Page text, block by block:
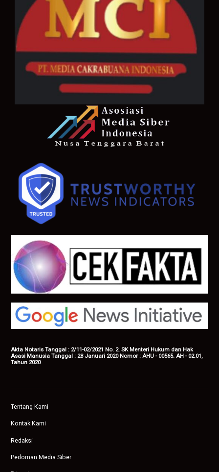
Akta Notaris Tanggal : 2/11-02/2021 No. 2. SK Menteri Hukum dan Hak
Asasi Manusia Tanggal : 28 Januari 2020 Nomor : AHU - 00565. AH - 02.01,
Tahun 2020
Tentang Kami
Kontak Kami
Redaksi
Pedoman Media Siber